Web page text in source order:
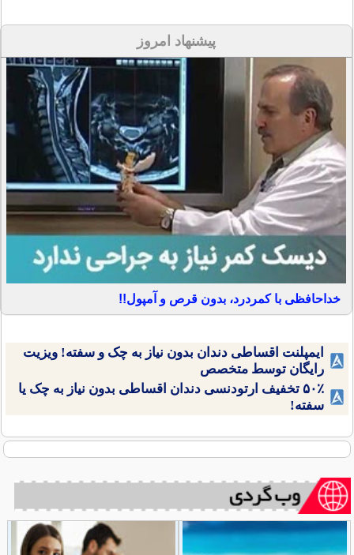
پیشنهاد امروز
خداحافظی با کمردرد، بدون قرص و آمپول!!
ایمپلنت اقساطی دندان بدون نیاز به چک و سفته! ویزیت
رایگان توسط متخصص
۵۰٪ تخفیف ارتودنسی دندان اقساطی بدون نیاز به چک یا
سفته!